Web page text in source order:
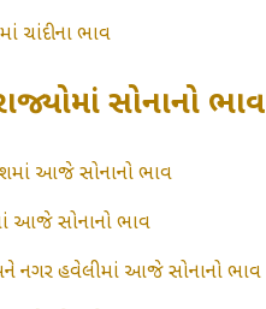
ચાંદીના ભાવ
સોનાનો ભાવ
આજે સોનાનો ભાવ
આજે સોનાનો ભાવ
નગર હવેલીમાં આજે સોનાનો ભાવ